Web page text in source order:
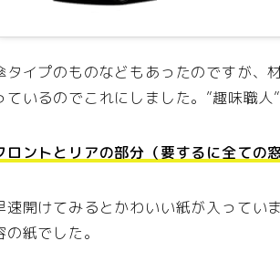
タイプのものなどもあったのですが、
ているのでこれにしました。”趣味職
ロントとリアの部分（要するに全ての
速開けてみるとかわいい紙が入ってい
の紙でした。